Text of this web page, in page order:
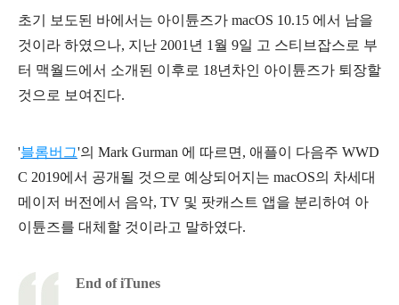
초기 보도된 바에서는 아이튠즈가 macOS 10.15 에서 남을
것이라 하였으나, 지난 2001년 1월 9일 고 스티브잡스로 부
터 맥월드에서 소개된 이후로 18년차인 아이튠즈가 퇴장할
것으로 보여진다.
'블롬버그'의 Mark Gurman 에 따르면, 애플이 다음주 WWD
C 2019에서 공개될 것으로 예상되어지는 macOS의 차세대
메이저 버전에서 음악, TV 및 팟캐스트 앱을 분리하여 아
이튠즈를 대체할 것이라고 말하였다.
End of iTunes